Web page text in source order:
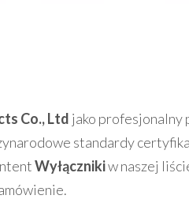
Co., Ltd jako profesjonalny
standardy
Wyłącznikiw naszej